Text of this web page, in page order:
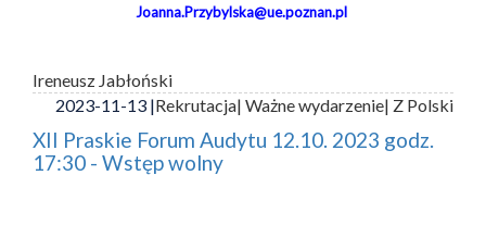
Joanna.Przybylska@ue.poznan.pl
Ireneusz Jabłoński
2023-11-13 |Rekrutacja| Ważne wydarzenie| Z Polski
XII Praskie Forum Audytu 12.10. 2023 godz.
17:30 - Wstęp wolny